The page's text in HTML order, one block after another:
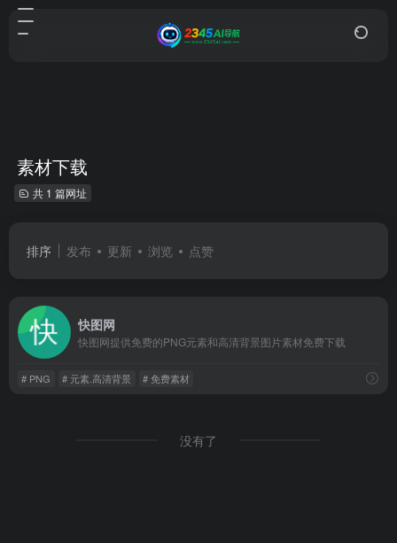
素材下载
共 1 篇网址
排序 发布 更新 浏览 点赞
快图网
快图网提供免费的PNG元素和高清背景图片素材免费下载
# PNG # 元素.高清背景 # 免费素材
没有了